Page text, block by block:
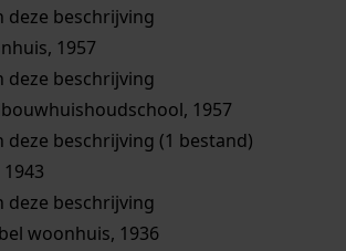
deze beschrijving
1957
deze beschrijving
1957
deze beschrijving (1 bestand)
deze beschrijving
woonhuis, 1936